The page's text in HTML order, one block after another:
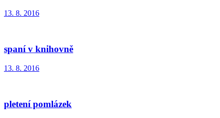
13. 8. 2016
spaní v knihovně
13. 8. 2016
pletení pomlázek